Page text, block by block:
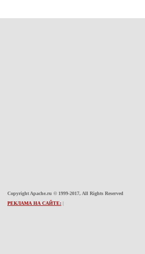
Copyright Apache.ru © 1999-2017, All Rights Reserved
РЕКЛАМА НА САЙТЕ: |